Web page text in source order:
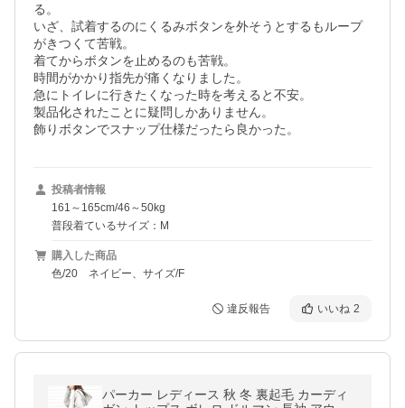
る。
いざ、試着するのにくるみボタンを外そうとするもループ
がきつくて苦戦。
着てからボタンを止めるのも苦戦。
時間がかかり指先が痛くなりました。
急にトイレに行きたくなった時を考えると不安。
製品化されたことに疑問しかありません。
飾りボタンでスナップ仕様だったら良かった。
投稿者情報
161～165cm/46～50kg
普段着ているサイズ：M
購入した商品
色/20 ネイビー、サイズ/F
違反報告 いいね 2
パーカー レディース 秋 冬 裏起毛 カーディ